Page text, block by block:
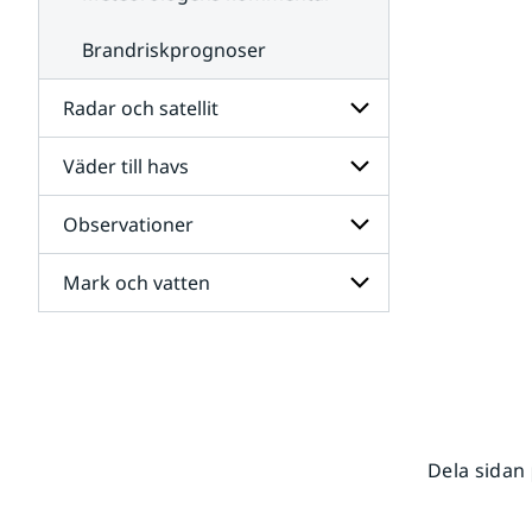
Brandriskprognoser
Radar och satellit
Undersidor
för
Radar
och
satellit
Väder till havs
Undersidor
för
Väder
till
havs
Observationer
Undersidor
för
Mark och vatten
Dela sidan